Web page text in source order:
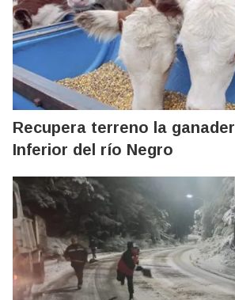
Recupera terreno la
Inferior del río Negro